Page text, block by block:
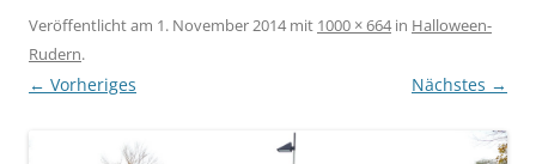
Veröffentlicht am 1. November 2014mit 1000 × 664in Halloween-
Rudern.
← Vorheriges Nächstes →